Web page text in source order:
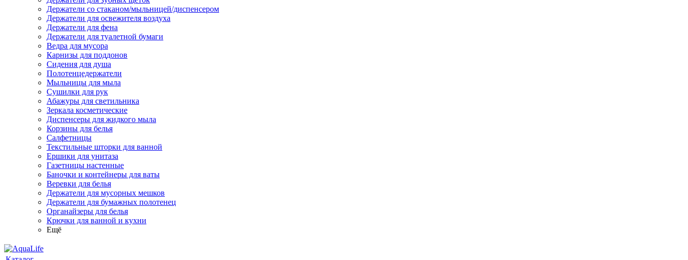
Держатели со стаканом/мыльницей/диспенсером
Держатели для освежителя воздуха
Держатели для фена
Держатели для туалетной бумаги
Ведра для мусора
Карнизы для поддонов
Сидения для душа
Полотенцедержатели
Мыльницы для мыла
Сушилки для рук
Абажуры для светильника
Зеркала косметические
Диспенсеры для жидкого мыла
Корзины для белья
Салфетницы
Текстильные шторки для ванной
Ершики для унитаза
Газетницы настенные
Баночки и контейнеры для ваты
Веревки для белья
Держатели для мусорных мешков
Держатели для бумажных полотенец
Органайзеры для белья
Крючки для ванной и кухни
Ещё